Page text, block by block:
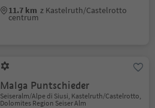
11.7 km z Kastelruth/Castelrotto
centrum
Malga Puntschieder
Seiseralm/Alpe di Siusi, Kastelruth/Castelrotto,
Dolomites Region Seiser Alm